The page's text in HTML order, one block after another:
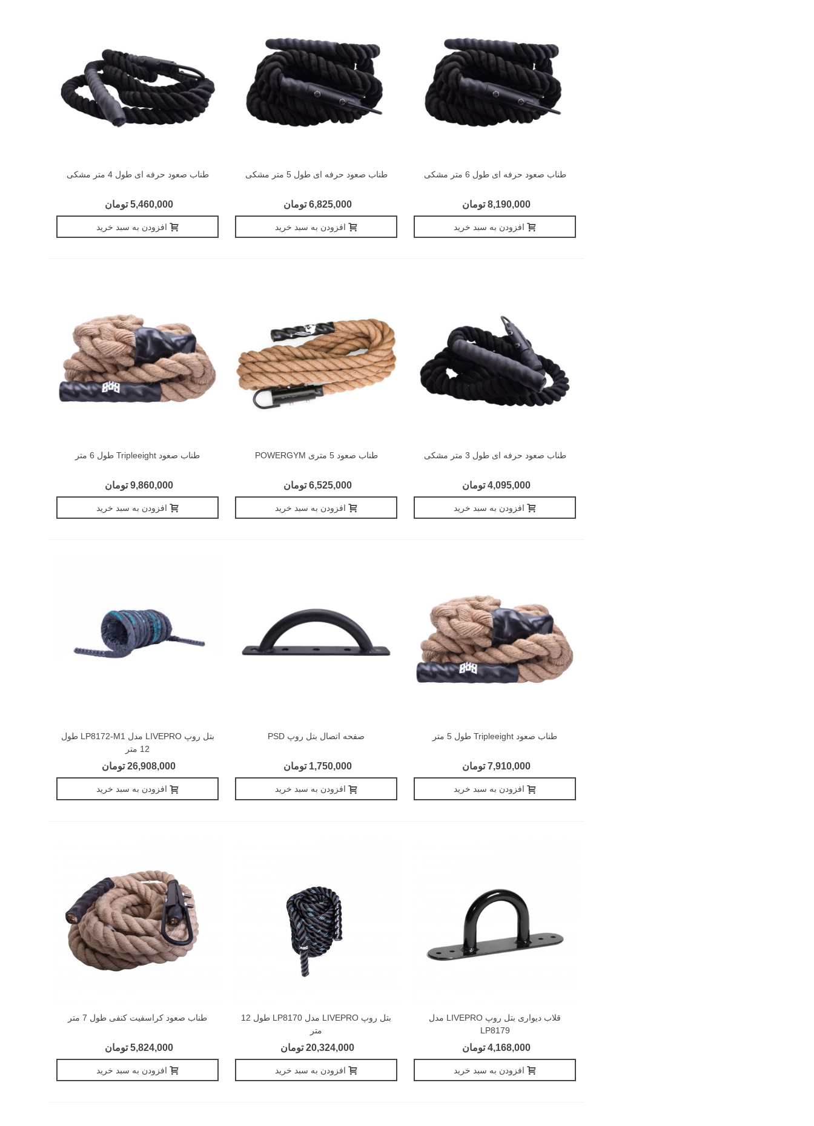
طناب صعود حرفه ای طول 6 متر مشکی
8,190,000 تومان
افزودن به سبد خرید
طناب صعود حرفه ای طول 5 متر مشکی
6,825,000 تومان
افزودن به سبد خرید
طناب صعود حرفه ای طول 4 متر مشکی
5,460,000 تومان
افزودن به سبد خرید
طناب صعود حرفه ای طول 3 متر مشکی
4,095,000 تومان
افزودن به سبد خرید
طناب صعود 5 متری POWERGYM
6,525,000 تومان
افزودن به سبد خرید
طناب صعود Tripleeight طول 6 متر
9,860,000 تومان
افزودن به سبد خرید
طناب صعود Tripleeight طول 5 متر
7,910,000 تومان
افزودن به سبد خرید
صفحه اتصال بتل روپ PSD
1,750,000 تومان
افزودن به سبد خرید
بتل روپ LIVEPRO مدل LP8172-M1 طول
12 متر
26,908,000 تومان
افزودن به سبد خرید
قلاب دیواری بتل روپ LIVEPRO مدل
LP8179
4,168,000 تومان
افزودن به سبد خرید
بتل روپ LIVEPRO مدل LP8170 طول 12
متر
20,324,000 تومان
افزودن به سبد خرید
طناب صعود کراسفیت کنفی طول 7 متر
5,824,000 تومان
افزودن به سبد خرید